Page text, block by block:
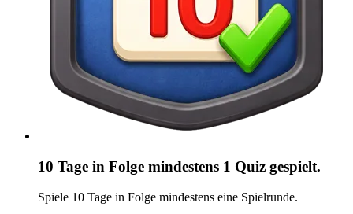
10 Tage in Folge mindestens 1 Quiz gespielt.
Spiele 10 Tage in Folge mindestens eine Spielrunde.